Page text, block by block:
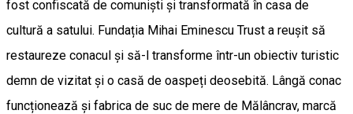
fost confiscată de comuniști și transformată în casa de
cultură a satului. Fundația Mihai Eminescu Trust a reușit să
restaureze conacul și să-l transforme într-un obiectiv turistic
demn de vizitat și o casă de oaspeți deosebită. Lângă conac
funcționează și fabrica de suc de mere de Mălâncrav, marcă